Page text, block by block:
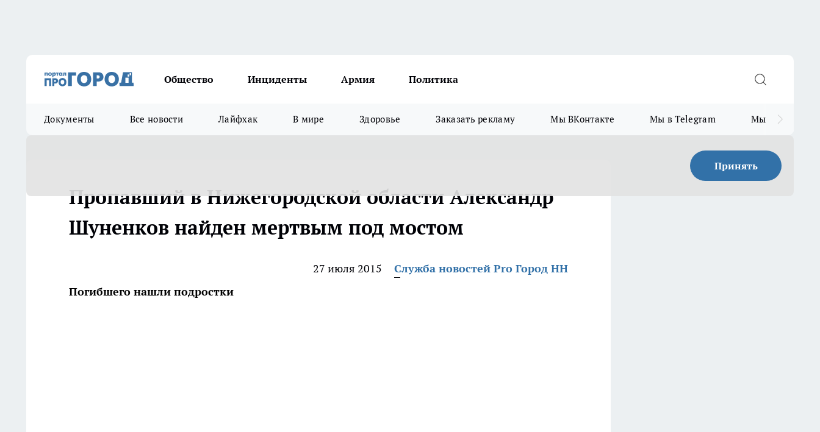
Общество Инциденты Армия Политика
Документы Все новости Лайфхак В мире Здоровье Заказать рекламу Мы ВКонтакте Мы в Telegram Мы в MAX
Принять
Пропавший в Нижегородской области Александр
Шуненков найден мертвым под мостом
27 июля 2015
Служба новостей Pro Город НН
Погибшего нашли подростки